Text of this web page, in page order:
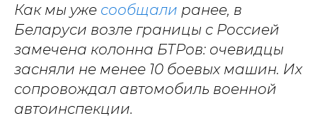
Как мы уже сообщали ранее, в
Беларуси возле границы с Россией
замечена колонна БТРов: очевидцы
засняли не менее 10 боевых машин. Их
сопровождал автомобиль военной
автоинспекции.